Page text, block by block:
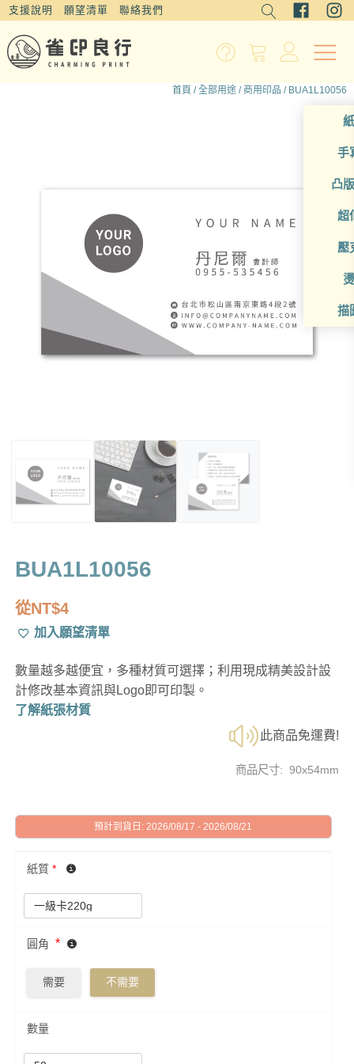
支援說明 願望清單 聯絡我們
手
凸
超
壓
描
首頁 /全部用途 / 商用印品 / BUA1L10056
BUA1L10056
從NT$4
加入願望清單
數量越多越便宜，多種材質可選擇；利用現成精美設計設
計修改基本資訊與Logo即可印製。
了解紙張材質
此商品免運費!
商品尺寸: 90x54mm
預計到貨日: 2026/08/17 - 2026/08/21
紙質 *
圓角 *
需要 不需要
數量